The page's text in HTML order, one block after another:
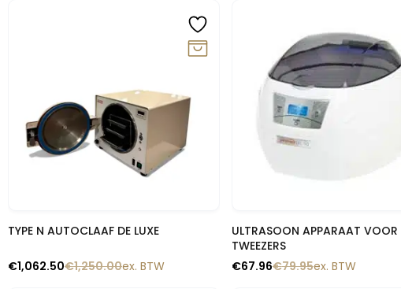
Snelle blik
TYPE N AUTOCLAAF DE LUXE
€1,250.00
€1,062.50 ex. BTW
Snelle blik
ULTRASOON APPARAAT VOOR
TWEEZERS
€79.95
€67.96 ex. BTW